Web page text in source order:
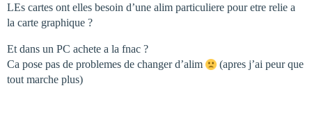
LEs cartes ont elles besoin d’une alim particuliere pour etre relie a
la carte graphique ?
Et dans un PC achete a la fnac ?
Ca pose pas de problemes de changer d’alim
(apres j’ai peur que
tout marche plus)